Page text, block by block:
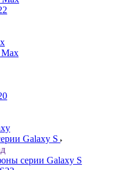
Max
Galaxy S
серии Galaxy S